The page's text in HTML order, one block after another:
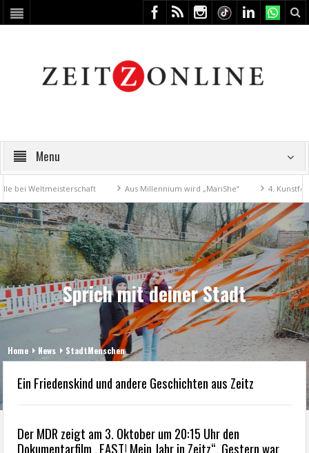
Menu
Aus Millennium wird „MariShe“ 4. Kunstfest macht
Sprich mit deiner Stadt
Home News StadtMenschen
Ein Friedenskind und andere Geschichten aus Zeitz
Der MDR zeigt am 3. Oktober um 20:15 Uhr den
Dokumentarfilm „EAST! Mein Jahr in Zeitz“. Gestern war